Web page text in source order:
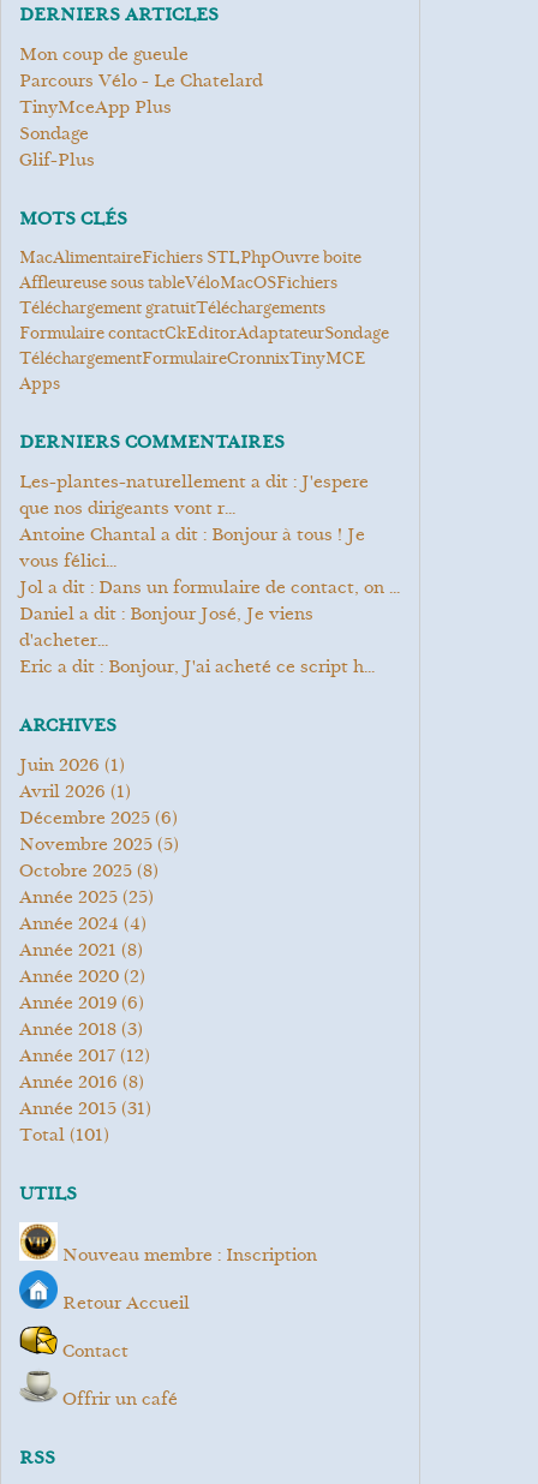
DERNIERS ARTICLES
Mon coup de gueule
Parcours Vélo - Le Chatelard
TinyMceApp Plus
Sondage
Glif-Plus
MOTS CLÉS
Mac alimentaire Fichiers STL Php ouvre boite
Affleureuse sous table Vélo MacOS Fichiers
Téléchargement gratuit Téléchargements
Formulaire contact CkEditor Adaptateur Sondage
Téléchargement Formulaire cronnix TinyMCE
Apps
DERNIERS COMMENTAIRES
les-plantes-naturellement a dit : J'espere
que nos dirigeants vont r...
Antoine Chantal a dit : Bonjour à tous ! Je
vous félici...
Jol a dit : Dans un formulaire de contact, on ...
Daniel a dit : Bonjour José, Je viens
d'acheter...
Eric a dit : Bonjour, J'ai acheté ce script h...
ARCHIVES
juin 2026 (1)
avril 2026 (1)
décembre 2025(6)
novembre 2025(5)
octobre 2025(8)
année 2025(25)
année 2024 (4)
année 2021 (8)
année 2020(2)
année 2019(6)
année 2018(3)
année 2017(12)
année 2016 (8)
année 2015(31)
total(101)
UTILS
Nouveau membre : Inscription
Retour Accueil
Contact
Offrir un café
RSS